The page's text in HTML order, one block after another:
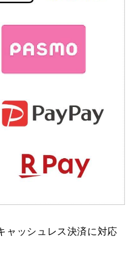
ャッシュレス決済に対応